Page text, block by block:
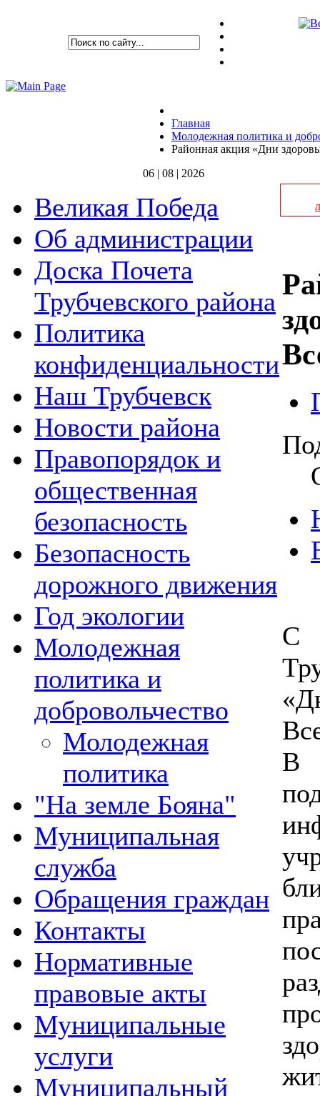
Главная
Молодежная политика и
Районная акция «Дни
06 | 08 | 2026
Великая Победа
Об администрации
Доска Почета
Трубчевского района
Политика
конфиденциальности
Наш Трубчевск
Новости района
Правопорядок и
общественная
безопасность
Безопасность
дорожного движения
Год экологии
Молодежная
политика и
добровольчество
Молодежная
политика
"На земле Бояна"
Муниципальная
служба
Обращения граждан
Контакты
Нормативные
правовые акты
Муниципальные
услуги
Муниципальный
С
В